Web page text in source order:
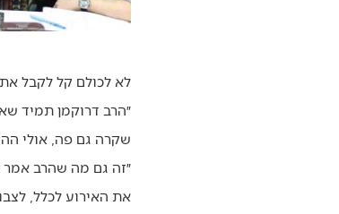
לא לכולם קל לקבל את
״הרב דרוקמן תמיד
שקרה גם פה, אולי
את האירוע לכלל,